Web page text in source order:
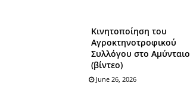
Κινητοποίηση του
Αγροκτηνοτροφικού
Συλλόγου στο Αμύνταιο
(βίντεο)
June 26, 2026